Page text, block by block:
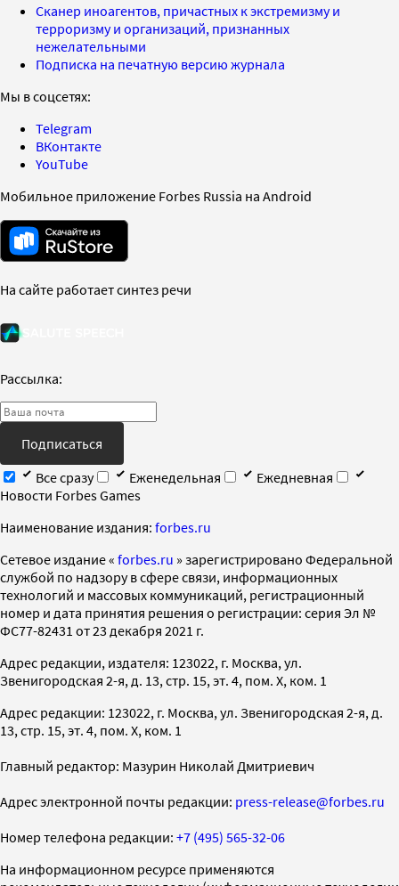
Сканер иноагентов, причастных к экстремизму и
терроризму и организаций, признанных
нежелательными
Подписка на печатную версию журнала
Мы в соцсетях:
Telegram
ВКонтакте
YouTube
Мобильное приложение Forbes Russia на Android
На сайте работает синтез речи
Рассылка:
Подписаться
Все сразу
Еженедельная
Ежедневная
Новости Forbes Games
Наименование издания: forbes.ru
Cетевое издание « forbes.ru » зарегистрировано Федеральной
службой по надзору в сфере связи, информационных
технологий и массовых коммуникаций, регистрационный
номер и дата принятия решения о регистрации: серия Эл №
ФС77-82431 от 23 декабря 2021 г.
Адрес редакции, издателя: 123022, г. Москва, ул.
Звенигородская 2-я, д. 13, стр. 15, эт. 4, пом. X, ком. 1
Адрес редакции: 123022, г. Москва, ул. Звенигородская 2-я, д.
13, стр. 15, эт. 4, пом. X, ком. 1
Главный редактор: Мазурин Николай Дмитриевич
Адрес электронной почты редакции: press-release@forbes.ru
Номер телефона редакции: +7 (495) 565-32-06
На информационном ресурсе применяются